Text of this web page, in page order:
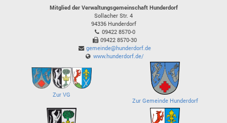
Mitglied der Verwaltungsgemeinschaft Hunderdorf
Sollacher Str. 4
94336 Hunderdorf
09422 8570-0
09422 8570-30
gemeinde@hunderdorf.de
www.hunderdorf.de/
Zur VG
Zur Gemeinde Hunderdorf